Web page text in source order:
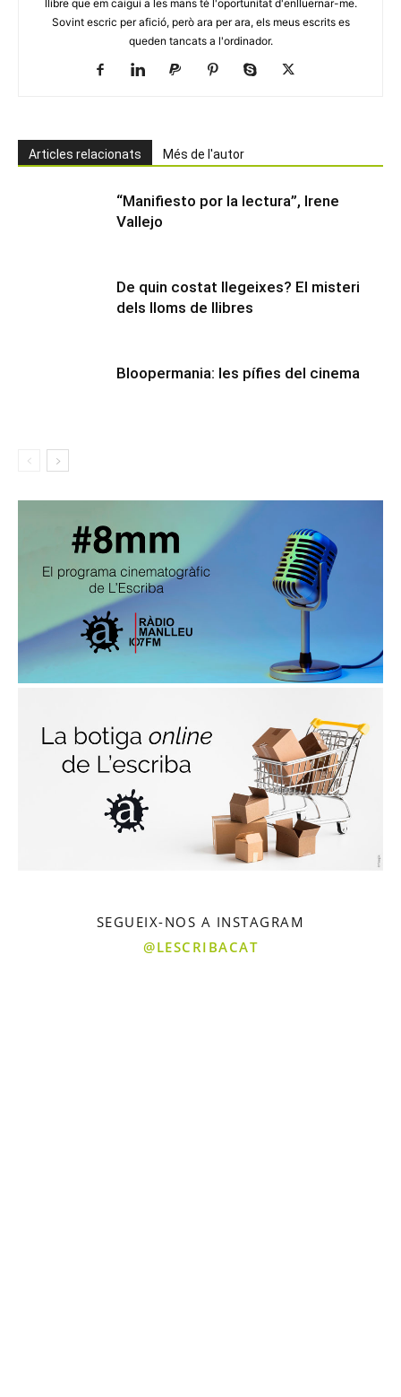
llibre que em caigui a les mans té l'oportunitat d'enlluernar-me.
Sovint escric per afició, però ara per ara, els meus escrits es
queden tancats a l'ordinador.
Articles relacionats Més de l'autor
“Manifiesto por la lectura”, Irene
Vallejo
De quin costat llegeixes? El misteri
dels lloms de llibres
Bloopermania: les pífies del cinema
SEGUEIX-NOS A INSTAGRAM
@LESCRIBACAT